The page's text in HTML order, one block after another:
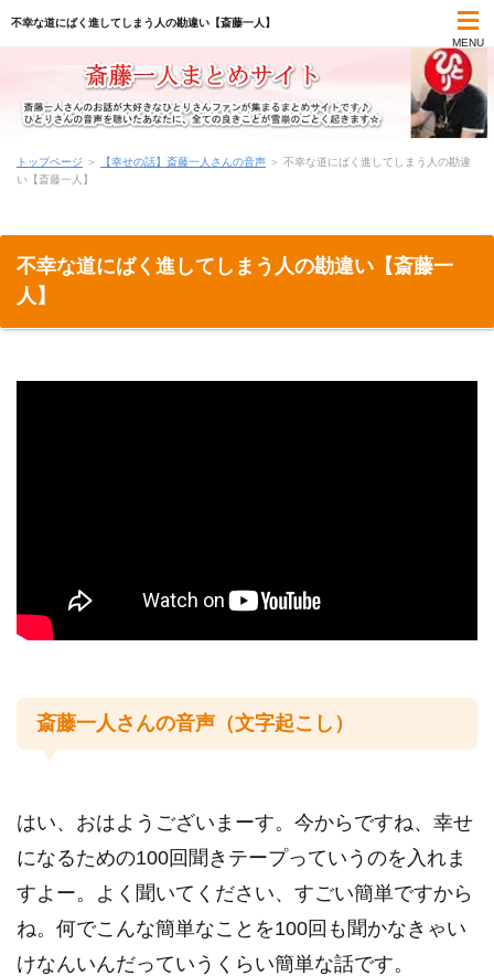
不幸な道にばく進してしまう人の勘違い【斎藤一人】
MENU
一日一語の名言集
運営者情報
トップページ ＞ 【幸せの話】斎藤一人さんの音声 ＞ 不幸な道にばく進してしまう人の勘違
い【斎藤一人】
不幸な道にばく進してしまう人の勘違い【斎藤一
人】
斎藤一人さんの音声（文字起こし）
はい、おはようございまーす。今からですね、幸せ
になるための100回聞きテープっていうのを入れま
すよー。よく聞いてください、すごい簡単ですから
ね。何でこんな簡単なことを100回も聞かなきゃい
けなんいんだっていうくらい簡単な話です。